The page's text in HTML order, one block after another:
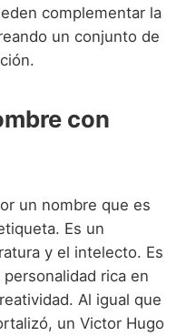
complementar la
un conjunto de
con
un nombre que es
Es un
y el intelecto. Es
rica en
Al igual que
un Victor Hugo